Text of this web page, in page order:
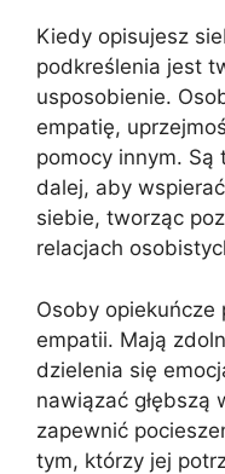
Kiedy opisujesz
podkreślenia jest
usposobienie.
empatię,
pomocy innym.
dalej, aby
siebie, tworząc
relacjach
Osoby opiekuńcze
empatii. Mają
dzielenia się
nawiązać głębszą
zapewnić
tym, którzy jej